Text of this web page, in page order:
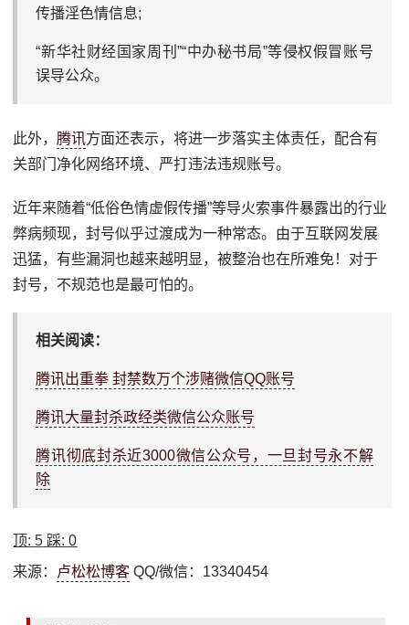
传播淫色情信息;
“新华社财经国家周刊”“中办秘书局”等侵权假冒账号
误导公众。
此外， 腾讯方面还表示，将进一步落实主体责任，配合有
关部门净化网络环境、严打违法违规账号。
近年来随着“低俗色情虚假传播”等导火索事件暴露出的行业
弊病频现，封号似乎过渡成为一种常态。由于互联网发展
迅猛，有些漏洞也越来越明显，被整治也在所难免！对于
封号，不规范也是最可怕的。
相关阅读：
腾讯出重拳 封禁数万个涉赌微信QQ账号
腾讯大量封杀政经类微信公众账号
腾讯彻底封杀近3000微信公众号，一旦封号永不解
除
顶:5 踩:0
来源： 卢松松博客 QQ/微信：13340454